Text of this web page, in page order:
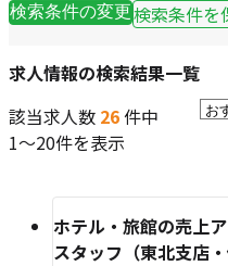
検索条件の変更検索条件を
求人情報の検索結果一覧
該当求人数 26件中
1～20件を表示
ホテル・旅館の売上
スタッフ（東北支店・